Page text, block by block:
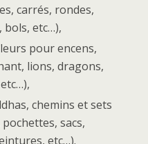
carrés, rondes,
etc…),
pour encens,
lions, dragons,
chemins et sets
sacs,
etc…).